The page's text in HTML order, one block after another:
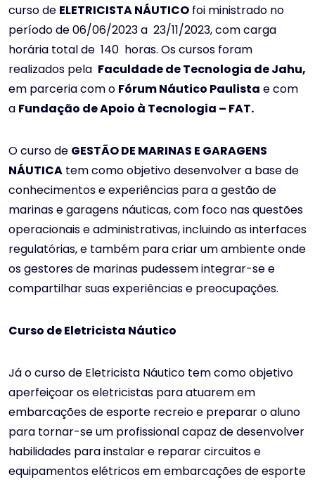
curso de ELETRICISTA NÁUTICO foi ministrado no
período de 06/06/2023 a 23/11/2023, com carga
horária total de 140 horas. Os cursos foram
realizados pela Faculdade de Tecnologia de Jahu,
em parceria com o Fórum Náutico Paulista e com
a Fundação de Apoio à Tecnologia – FAT.
O curso de GESTÃO DE MARINAS E GARAGENS
NÁUTICA tem como objetivo desenvolver a base de
conhecimentos e experiências para a gestão de
marinas e garagens náuticas, com foco nas questões
operacionais e administrativas, incluindo as interfaces
regulatórias, e também para criar um ambiente onde
os gestores de marinas pudessem integrar-se e
compartilhar suas experiências e preocupações.
Curso de Eletricista Náutico
Já o curso de Eletricista Náutico tem como objetivo
aperfeiçoar os eletricistas para atuarem em
embarcações de esporte recreio e preparar o aluno
para tornar-se um profissional capaz de desenvolver
habilidades para instalar e reparar circuitos e
equipamentos elétricos em embarcações de esporte